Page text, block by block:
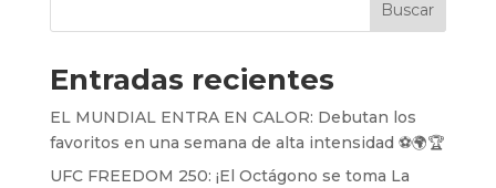
Buscar
Entradas recientes
EL MUNDIAL ENTRA EN CALOR: Debutan los
favoritos en una semana de alta intensidad ⚽️🌍🏆
UFC FREEDOM 250: ¡El Octágono se toma La